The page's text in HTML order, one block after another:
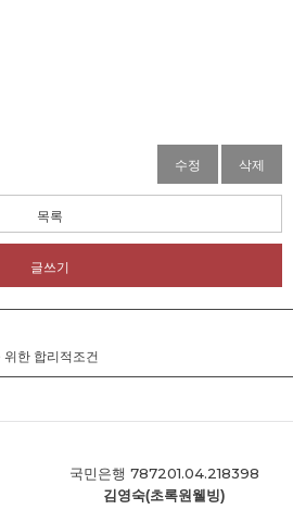
수정 삭제
목록
글쓰기
한 합리적조건
국민은행 787201.04.218398
김영숙(초록원웰빙)